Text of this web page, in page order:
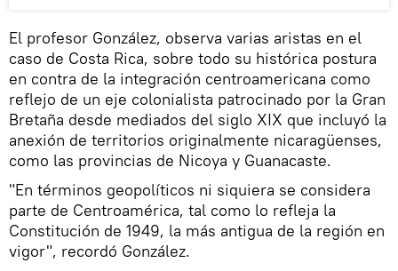
El profesor González, observa varias aristas en el
caso de Costa Rica, sobre todo su histórica postura
en contra de la integración centroamericana como
reflejo de un eje colonialista patrocinado por la Gran
Bretaña desde mediados del siglo XIX que incluyó la
anexión de territorios originalmente nicaragüenses,
como las provincias de Nicoya y Guanacaste.
"En términos geopolíticos ni siquiera se considera
parte de Centroamérica, tal como lo refleja la
Constitución de 1949, la más antigua de la región en
vigor", recordó González.